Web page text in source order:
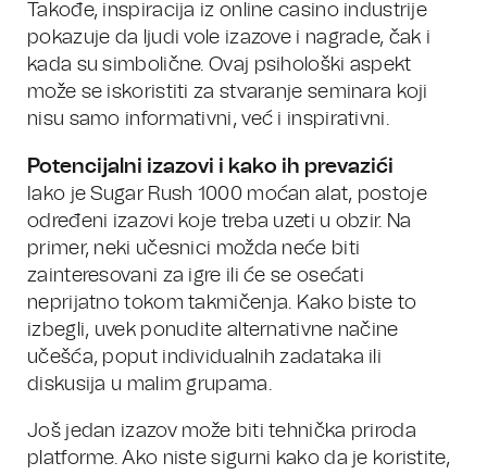
Takođe, inspiracija iz online casino industrije
pokazuje da ljudi vole izazove i nagrade, čak i
kada su simbolične. Ovaj psihološki aspekt
može se iskoristiti za stvaranje seminara koji
nisu samo informativni, već i inspirativni.
Potencijalni izazovi i kako ih prevazići
Iako je Sugar Rush 1000 moćan alat, postoje
određeni izazovi koje treba uzeti u obzir. Na
primer, neki učesnici možda neće biti
zainteresovani za igre ili će se osećati
neprijatno tokom takmičenja. Kako biste to
izbegli, uvek ponudite alternativne načine
učešća, poput individualnih zadataka ili
diskusija u malim grupama.
Još jedan izazov može biti tehnička priroda
platforme. Ako niste sigurni kako da je koristite,